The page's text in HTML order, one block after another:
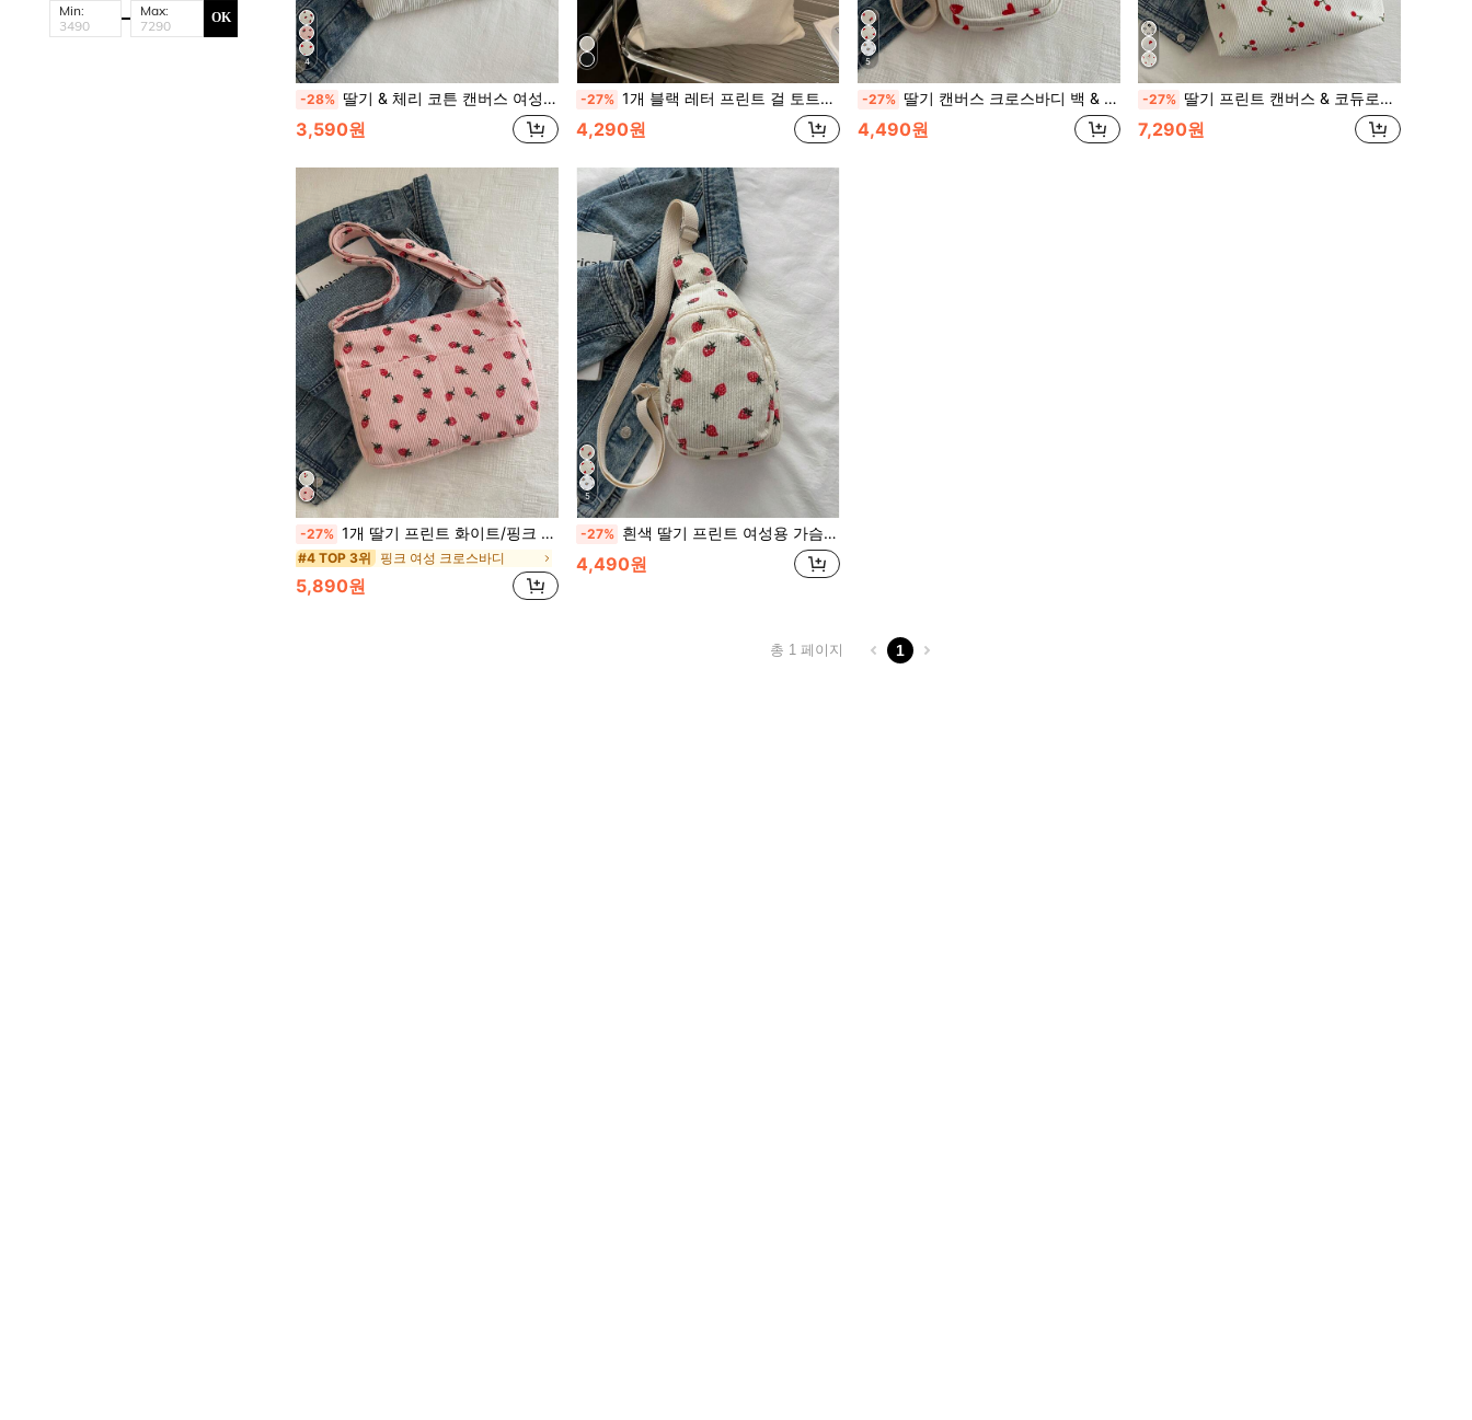
Min: Max: OK
4
-28% 딸기 & 체리 코튼 캔버스 여성 클러치 백/화장품 백, 귀여운 카와이이 휴대폰/동전 지갑, 내부 레이어 수납 공간, 펜슬 케이스 (고등학생/대학생용), 귀여운 체리 요소
3,590원
-27% 1개 블랙 레터 프린트 걸 토트백, 열린 캔버스 숄더 핸드백, 초등학생, 중고등학생, 대학생을 위한 심플한 학생가방, 문서 정리기, 여행가방, 문학 학생가방, 걸 또는 학생용 책가방, 학생가방, 학생 핸드백, 대용량, 경량, 휴대성, 접이식, 클래식 캐주얼, 10대 걸 대학생에게 적합, 개학, 첫 등교일, 중고등학교에 완벽한 토트백
4,290원
5
-27% 딸기 캔버스 크로스바디 백 & 여성용 허리 백, 지퍼 멀티 포켓 디자인, 작은 사이즈 휴대폰 파우치, 귀여운 핑크색 발렌타인, 카와이
4,490원
-27% 딸기 프린트 캔버스 & 코듀로이 토트백에 체리 장식, 여성, 엄마, 고등학생/대학생을 위한 대용량 보관 가방, 업무와 여행에 적합, 숄더/핸드백 스타일 학생 가방 가을 겨울 여성용 가방, 최고의 가을 지갑, 문학적 학생 가방 및 책가방, 책, 쇼핑, 개학 등에 완벽, 청소년을 위한 문학적 학생 가방
7,290원
-27% 1개 딸기 프린트 화이트/핑크 코듀로이 크로스바디 백, 조절 가능한 어깨 끈, 캔버스 귀여운 메신저백 학교, 대학, 여행용, 예술적 스타일 십대 학생가방, 여성 또는 학생용 책가방, 책, 쇼핑, 개학 등에 완벽
#4 TOP 3위 핑크 여성 크로스바디
5,890원
5
-27% 흰색 딸기 프린트 여성용 가슴 가방 허리 가방 동전 지갑 지퍼 포켓과 작은 휴대폰 가방이 있는 캔버스 여행 가방, 신학기 귀여운 딸기 지갑
4,490원
총 1 페이지 1